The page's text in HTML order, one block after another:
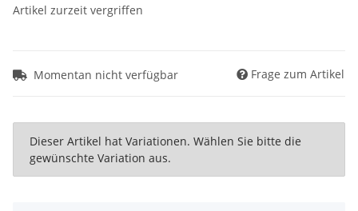
Artikel zurzeit vergriffen
Momentan nicht verfügbar Frage zum Artikel
x
Dieser Artikel hat Variationen. Wählen Sie bitte die
gewünschte Variation aus.